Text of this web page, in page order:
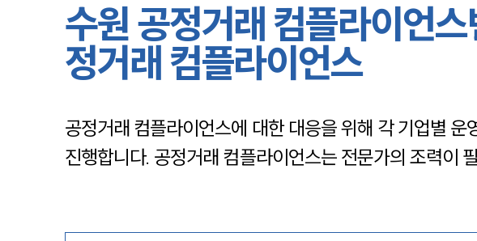
수원 공정거래 컴플라이언
정거래 컴플라이언스
공정거래 컴플라이언스에 대한 대응을 위해 각 기업별
진행합니다. 공정거래 컴플라이언스는 전문가의 조력이